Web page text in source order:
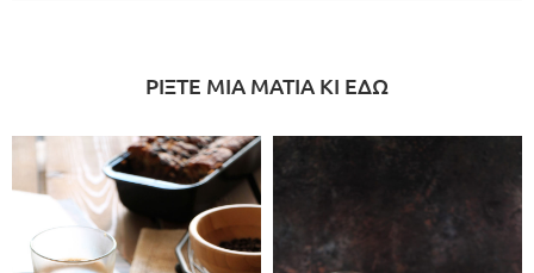
ΡΙΞΤΕ ΜΙΑ ΜΑΤΙΑ ΚΙ ΕΔΩ